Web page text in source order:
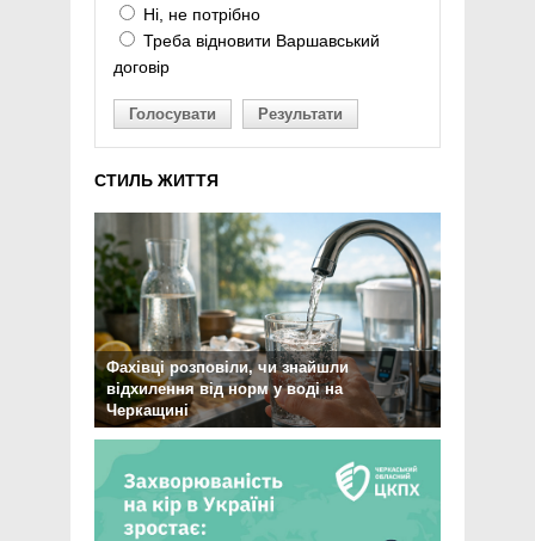
Ні, не потрібно
Треба відновити Варшавський
договір
Голосувати Результати
СТИЛЬ ЖИТТЯ
Фахівці розповіли, чи знайшли
відхилення від норм у воді на
Черкащині